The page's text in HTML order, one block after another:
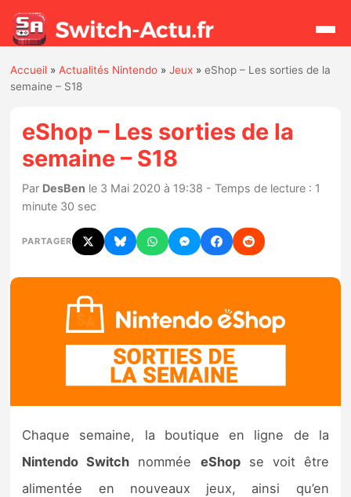
Actualités
Jeux
Hardware
Chiffres de ventes
Rumeurs
Nintendo Direct
Tests et previews
Tests de jeux
Accueil »Actualités Nintendo »Jeux »eShop – Les sorties de la
semaine – S18
eShop – Les sorties de la
semaine – S18
Par DesBen le 3 Mai 2020 à 19:38 - Temps de lecture : 1
minute 30 sec
PARTAGER
Chaque semaine, la boutique en ligne de la
Nintendo Switch nommée eShopse voit être
alimentée en nouveaux jeux, ainsi qu’en